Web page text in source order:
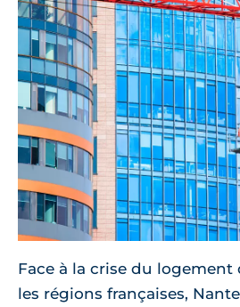
Face à la crise du
les régions françaises,